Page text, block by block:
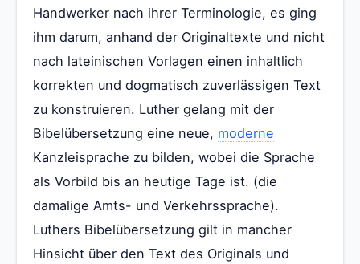
Handwerker nach ihrer Terminologie, es ging
ihm darum, anhand der Originaltexte und nicht
nach lateinischen Vorlagen einen inhaltlich
korrekten und dogmatisch zuverlässigen Text
zu konstruieren. Luther gelang mit der
Bibelübersetzung eine neue, moderne
Kanzleisprache zu bilden, wobei die Sprache
als Vorbild bis an heutige Tage ist. (die
damalige Amts- und Verkehrssprache).
Luthers Bibelübersetzung gilt in mancher
Hinsicht über den Text des Originals und